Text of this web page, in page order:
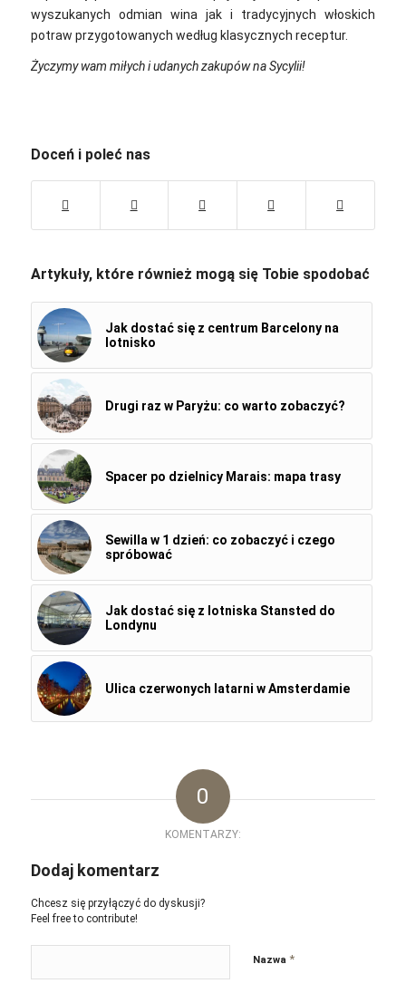
wyszukanych odmian wina jak i tradycyjnych włoskich
potraw przygotowanych według klasycznych receptur.
Życzymy wam miłych i udanych zakupów na Sycylii!
Doceń i poleć nas
Artykuły, które również mogą się Tobie spodobać
Jak dostać się z centrum Barcelony na
lotnisko
Drugi raz w Paryżu: co warto zobaczyć?
Spacer po dzielnicy Marais: mapa trasy
Sewilla w 1 dzień: co zobaczyć i czego
spróbować
Jak dostać się z lotniska Stansted do
Londynu
Ulica czerwonych latarni w Amsterdamie
0
KOMENTARZY:
Dodaj komentarz
Chcesz się przyłączyć do dyskusji?
Feel free to contribute!
Nazwa *